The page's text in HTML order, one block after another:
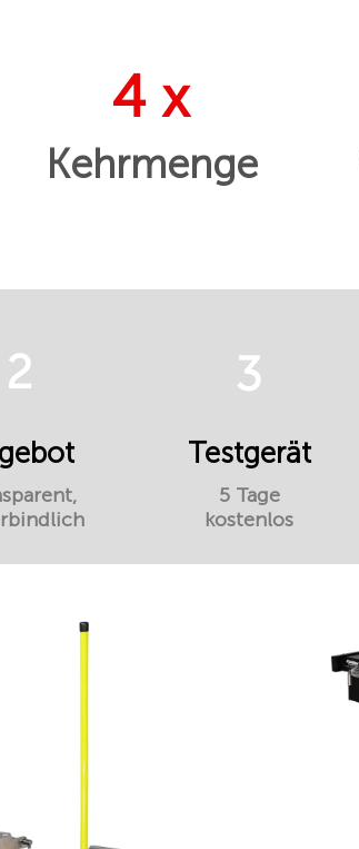
4 x
Kehrmenge
2 3
Testgerät
5 Tage
kostenlos